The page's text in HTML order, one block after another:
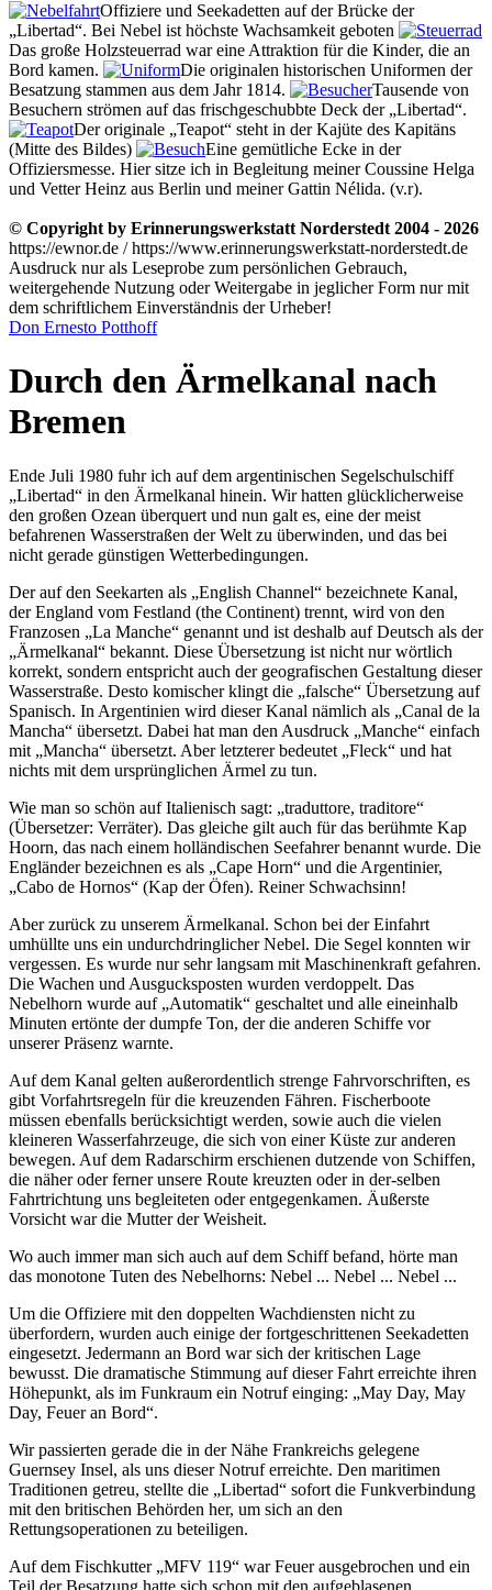
Offiziere und Seekadetten auf der Brücke der
Libertad . Bei Nebel ist höchste Wachsamkeit geboten
Das große Holzsteuerrad war eine Attraktion für die Kinder, die an
Bord kamen.
Die originalen historischen Uniformen der
Besatzung stammen aus dem Jahr 1814.
Tausende von
Besuchern strömen auf das frischgeschubbte Deck der Libertad .
Der originale
Teapot
steht in der Kajüte des Kapitäns
(Mitte des Bildes)
Eine gemütliche Ecke in der
Offiziersmesse. Hier sitze ich in Begleitung meiner Coussine Helga
und Vetter Heinz aus Berlin und meiner Gattin Nélida. (v.r).
© Copyright by Erinnerungswerkstatt Norderstedt 2004 - 2026
https://ewnor.de / https://www.erinnerungswerkstatt-norderstedt.de
Ausdruck nur als Leseprobe zum persönlichen Gebrauch,
weitergehende Nutzung oder Weitergabe in jeglicher Form nur mit
dem schriftlichem Einverständnis der Urheber!
Don Ernesto Potthoff
Durch den Ärmelkanal nach
Bremen
Ende Juli 1980 fuhr ich auf dem argentinischen Segelschulschiff
Libertad
in den Ärmelkanal hinein. Wir hatten glücklicherweise
den großen Ozean überquert und nun galt es, eine der meist
befahrenen Wasserstraßen der Welt zu überwinden, und das bei
nicht gerade günstigen Wetterbedingungen.
Der auf den Seekarten als
English Channel
bezeichnete Kanal,
der England vom Festland (the Continent) trennt, wird von den
Franzosen
La Manche
genannt und ist deshalb auf Deutsch als der
Ärmelkanal
bekannt. Diese Übersetzung ist nicht nur wörtlich
korrekt, sondern entspricht auch der geografischen Gestaltung dieser
Wasserstraße. Desto komischer klingt die
falsche
Übersetzung auf
Spanisch. In Argentinien wird dieser Kanal nämlich als
Canal de la
Mancha
übersetzt. Dabei hat man den Ausdruck Manche
einfach
mit
Mancha übersetzt. Aber letzterer bedeutet Fleck
und hat
nichts mit dem ursprünglichen Ärmel zu tun.
Wie man so schön auf Italienisch sagt:
traduttore, traditore
(Übersetzer: Verräter). Das gleiche gilt auch für das berühmte Kap
Hoorn, das nach einem holländischen Seefahrer benannt wurde. Die
Engländer bezeichnen es als
Cape Horn
und die Argentinier,
Cabo de Hornos
(Kap der Öfen). Reiner Schwachsinn!
Aber zurück zu unserem Ärmelkanal. Schon bei der Einfahrt
umhüllte uns ein undurchdringlicher Nebel. Die Segel konnten wir
vergessen. Es wurde nur sehr langsam mit Maschinenkraft gefahren.
Die Wachen und Ausgucksposten wurden verdoppelt. Das
Nebelhorn wurde auf
Automatik
geschaltet und alle eineinhalb
Minuten ertönte der dumpfe Ton, der die anderen Schiffe vor
unserer Präsenz warnte.
Auf dem Kanal gelten außerordentlich strenge Fahrvorschriften, es
gibt Vorfahrtsregeln für die kreuzenden Fähren. Fischerboote
müssen ebenfalls berücksichtigt werden, sowie auch die vielen
kleineren Wasserfahrzeuge, die sich von einer Küste zur anderen
bewegen. Auf dem Radarschirm erschienen dutzende von Schiffen,
die näher oder ferner unsere Route kreuzten oder in der-selben
Fahrtrichtung uns begleiteten oder entgegenkamen. Äußerste
Vorsicht war die Mutter der Weisheit.
Wo auch immer man sich auch auf dem Schiff befand, hörte man
das monotone Tuten des Nebelhorns: Nebel ... Nebel ... Nebel ...
Um die Offiziere mit den doppelten Wachdiensten nicht zu
überfordern, wurden auch einige der fortgeschrittenen Seekadetten
eingesetzt. Jedermann an Bord war sich der kritischen Lage
bewusst. Die dramatische Stimmung auf dieser Fahrt erreichte ihren
Höhepunkt, als im Funkraum ein Notruf einging:
May Day, May
Day, Feuer an Bord .
Wir passierten gerade die in der Nähe Frankreichs gelegene
Guernsey Insel, als uns dieser Notruf erreichte. Den maritimen
Traditionen getreu, stellte die
Libertad
sofort die Funkverbindung
mit den britischen Behörden her, um sich an den
Rettungsoperationen zu beteiligen.
Auf dem Fischkutter MFV 119
war Feuer ausgebrochen und ein
Teil der Besatzung hatte sich schon mit den aufgeblasenen